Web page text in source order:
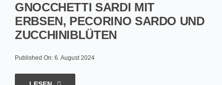
GNOCCHETTI SARDI MIT
ERBSEN, PECORINO SARDO UND
ZUCCHINIBLÜTEN
Published On: 6. August 2024